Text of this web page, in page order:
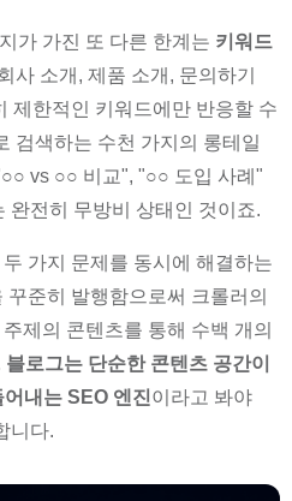
가 가진 또 다른 한계는 키워드
사 소개, 제품 소개, 문의하기
제한적인 키워드에만 반응할 수
검색하는 수천 가지의 롱테일
vs ○○ 비교", "○○ 도입 사례"
전히 무방비 상태인 것이죠.
가지 문제를 동시에 해결하는
준히 발행함으로써 크롤러의
제의 콘텐츠를 통해 수백 개의
블로그는 단순한 콘텐츠 공간이
내는 SEO 엔진이라고 봐야
니다.